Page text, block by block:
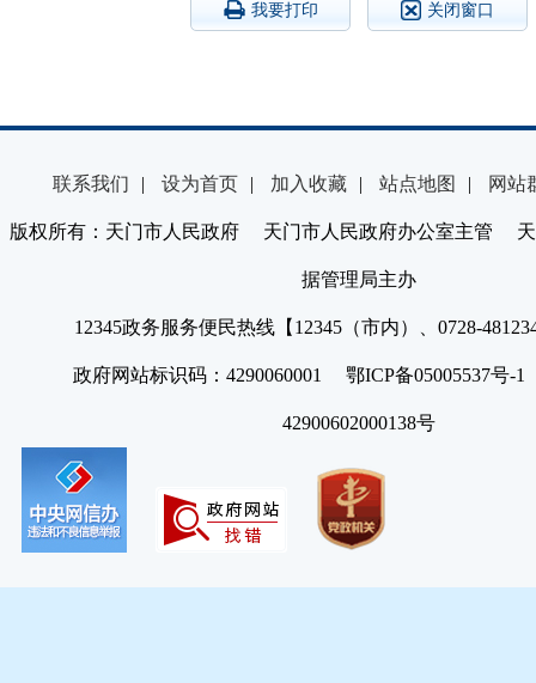
我要打印 关闭窗口
联系我们 | 设为首页 | 加入收藏 | 站点地图 | 网站
版权所有：天门市人民政府 天门市人民政府办公室主管 天
据管理局主办
12345政务服务便民热线【12345（市内）、0728-
政府网站标识码：4290060001 鄂ICP备05005537号
42900602000138号